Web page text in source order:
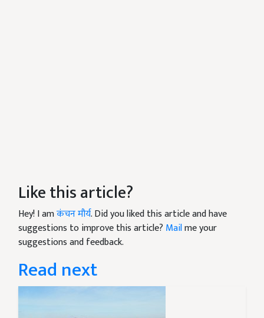
Like this article?
Hey! I amकंचन मौर्य. Did you liked this article and have
suggestions to improve this article? Mailme your
suggestions and feedback.
Read next